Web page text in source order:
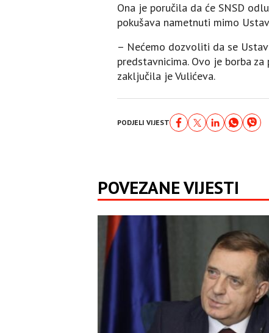
Ona je poručila da će SNSD
pokušava nametnuti mimo
– Nećemo dozvoliti da se
predstavnicima. Ovo je borba
zaključila je Vulićeva.
PODJELI VIJEST
POVEZANE VIJESTI